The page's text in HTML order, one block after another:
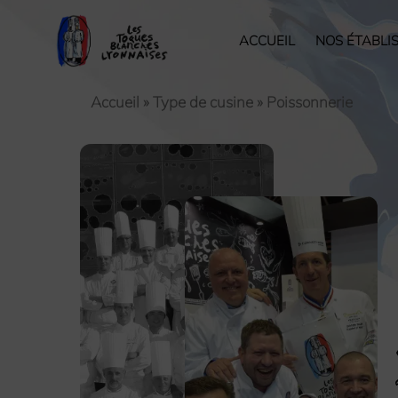
ACCUEIL NOS
Accueil » Type de cusine » Poissonnerie